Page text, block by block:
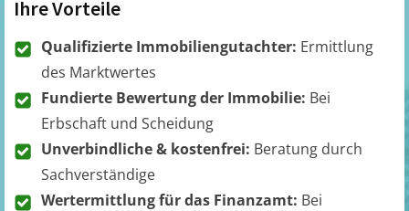
Ihre Vorteile
Qualifizierte Immobiliengutachter: Ermittlung
des Marktwertes
Fundierte Bewertung der Immobilie: Bei
Erbschaft und Scheidung
Unverbindliche & kostenfrei: Beratung durch
Sachverständige
Wertermittlung für das Finanzamt: Bei